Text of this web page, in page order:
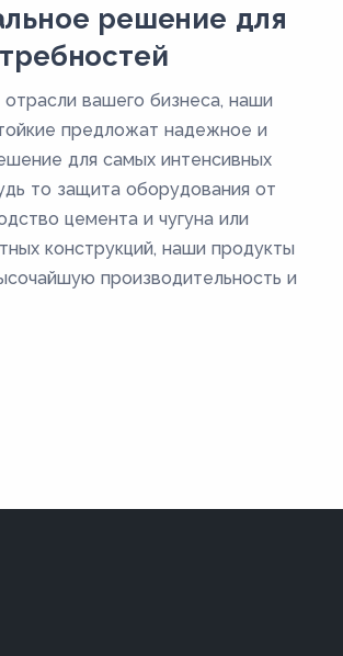
решение для
вашего бизнеса, наши
предложат надежное и
для самых интенсивных
то защита оборудования от
цемента и чугуна или
конструкций, наши продукты
производительность и